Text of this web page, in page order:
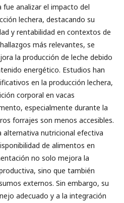
analizar el impacto del
lechera, destacando su
y rentabilidad en contextos de
más relevantes, se
la producción de leche debido
energético. Estudios han
en la producción lechera,
corporal en vacas
especialmente durante la
forrajes son menos accesibles.
alternativa nutricional efectiva
de alimentos en
no solo mejora la
sino que también
externos. Sin embargo, su
adecuado y a la integración